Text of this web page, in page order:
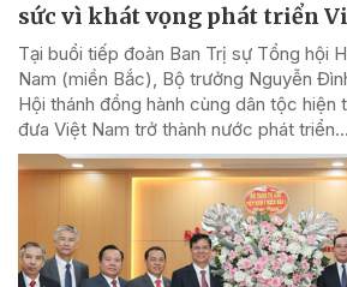
sức vì khát vọng phát triển
Tại buổi tiếp đoàn Ban Trị sự Tổng hội
Nam (miền Bắc), Bộ trưởng Nguyễn
Hội thánh đồng hành cùng dân tộc hiện
đưa Việt Nam trở thành nước phát triển...